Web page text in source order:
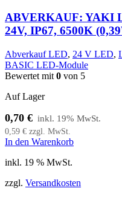
ABVERKAUF: YAKI
24V, IP67, 6500K
Abverkauf LED, 24 V LED,
BASIC LED-Module
Bewertet mit 0 von 5
Auf Lager
0,70 €
0,59 € zzgl. MwSt.
In den Warenkorb
inkl. 19 % MwSt.
zzgl. Versandkosten